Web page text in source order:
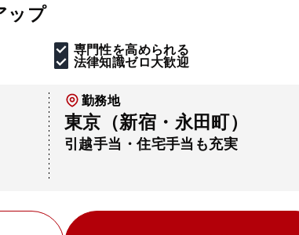
ップ
専門性を高められる
法律知識ゼロ大歓迎
勤務地
東京（新宿・永田町）
引越手当・住宅手当も充実